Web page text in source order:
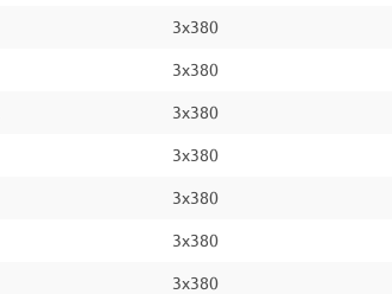
3x380
3x380
3x380
3x380
3x380
3x380
3x380